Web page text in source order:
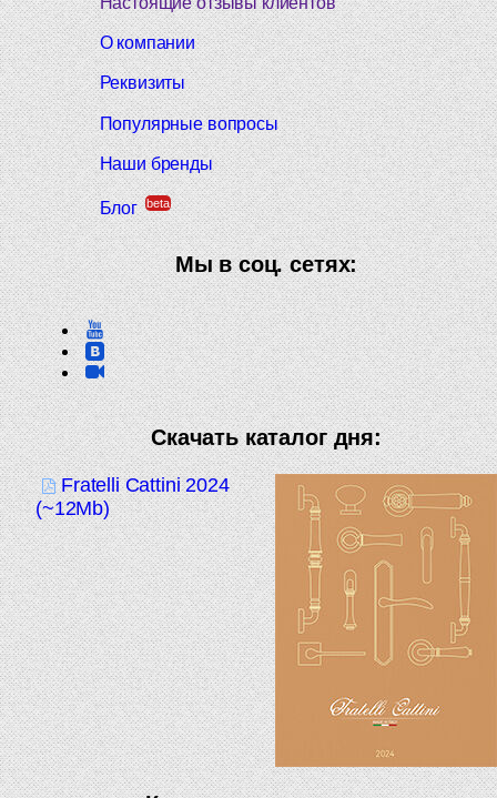
О компании
Реквизиты
Популярные вопросы
Наши бренды
Блог beta
Мы в соц. сетях:
Скачать каталог дня:
Fratelli Cattini 2024
(~12Mb)